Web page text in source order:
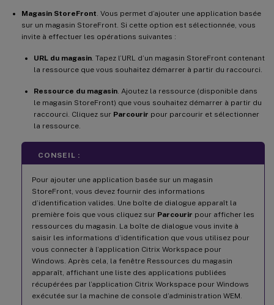
Magasin StoreFront . Vous permet d’ajouter une application basée
sur un magasin StoreFront. Si cette option est sélectionnée, vous
invite à effectuer les opérations suivantes :
URL du magasin . Tapez l’URL d’un magasin StoreFront contenant
la ressource que vous souhaitez démarrer à partir du raccourci.
Ressource du magasin . Ajoutez la ressource (disponible dans
le magasin StoreFront) que vous souhaitez démarrer à partir du
raccourci. Cliquez sur Parcourir pour parcourir et sélectionner
la ressource.
CONSEIL :
Pour ajouter une application basée sur un magasin
StoreFront, vous devez fournir des informations
d’identification valides. Une boîte de dialogue apparaît la
première fois que vous cliquez sur Parcourir pour afficher les
ressources du magasin. La boîte de dialogue vous invite à
saisir les informations d’identification que vous utilisez pour
vous connecter à l’application Citrix Workspace pour
Windows. Après cela, la fenêtre Ressources du magasin
apparaît, affichant une liste des applications publiées
récupérées par l’application Citrix Workspace pour Windows
exécutée sur la machine de console d’administration WEM.